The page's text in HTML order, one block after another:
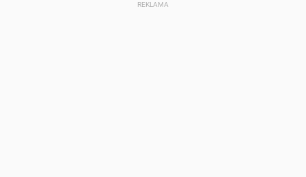
REKLAMA